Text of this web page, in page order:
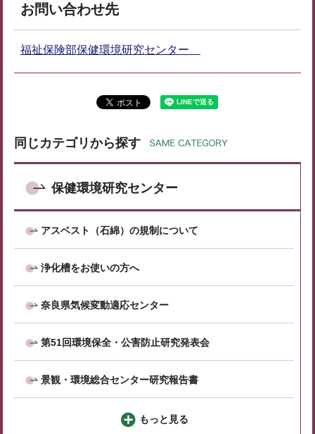
お問い合わせ先
福祉保険部保健環境研究センター
同じカテゴリから探す
保健環境研究センター
アスベスト（石綿）の規制について
浄化槽をお使いの方へ
奈良県気候変動適応センター
第51回環境保全・公害防止研究発表会
景観・環境総合センター研究報告書
もっと見る